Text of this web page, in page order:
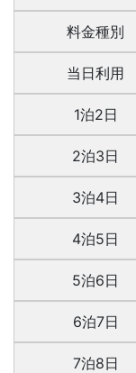
料金種別
当日利用
1泊2日
2泊3日
3泊4日
4泊5日
5泊6日
6泊7日
7泊8日